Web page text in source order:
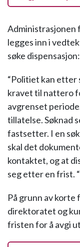
Administrasjonen
legges inn i
søke dispensasjon:
“Politiet kan etter
kravet til nattero
avgrenset
tillatelse. Søknad
fastsetter. I en
skal det
kontaktet, og at
seg etter en frist. “
På grunn av
direktoratet og
fristen for å avgi